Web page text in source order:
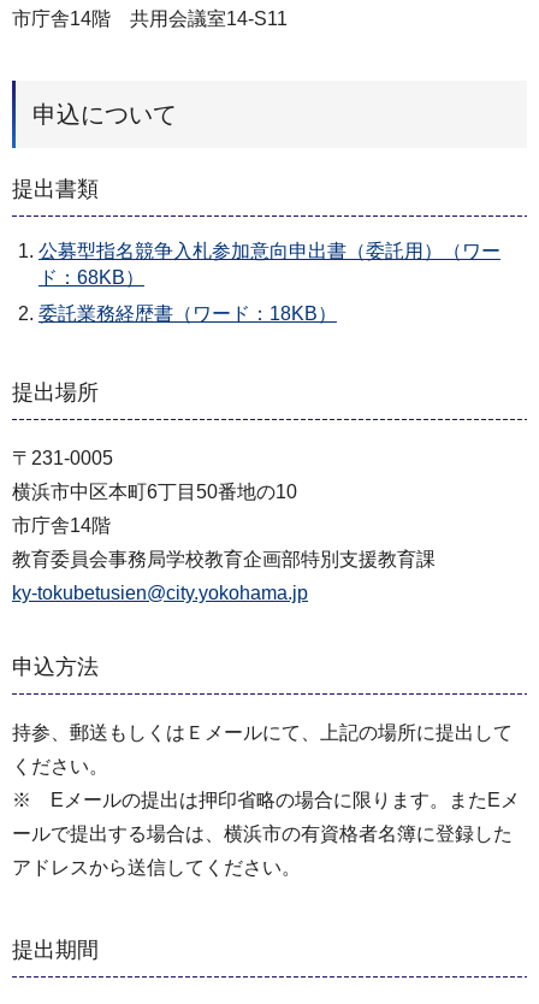
市庁舎14階 共用会議室14‐S11
申込について
提出書類
公募型指名競争入札参加意向申出書（委託用）（ワー
ド：68KB）
委託業務経歴書（ワード：18KB）
提出場所
〒231-0005
横浜市中区本町6丁目50番地の10
市庁舎14階
教育委員会事務局学校教育企画部特別支援教育課
ky-tokubetusien@city.yokohama.jp
申込方法
持参、郵送もしくはＥメールにて、上記の場所に提出して
ください。
※ Eメールの提出は押印省略の場合に限ります。またEメ
ールで提出する場合は、横浜市の有資格者名簿に登録した
アドレスから送信してください。
提出期間